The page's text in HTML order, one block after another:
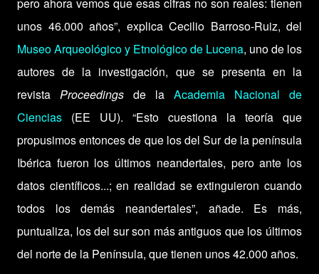
unos 46.000 años”, explica Cecilio Barroso-Ruiz, del
Museo Arqueológico y Etnológico de Lucena, uno de los
autores de la investigación, que se presenta en la
revista Proceedings de la Academia Nacional de
Ciencias (EE UU). “Esto cuestiona la teoría que
propusimos entonces de que los del Sur de la península
Ibérica fueron los últimos neandertales, pero ante los
datos científicos...; en realidad se extinguieron cuando
todos los demás neandertales”, añade. Es más,
puntualiza, los del sur son más antiguos que los últimos
del norte de la Península, que tienen unos 42.000 años.